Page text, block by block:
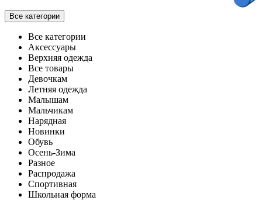
Все категории
Все категории
Аксессуары
Верхняя одежда
Все товары
Девочкам
Летняя одежда
Малышам
Мальчикам
Нарядная
Новинки
Обувь
Осень-Зима
Разное
Распродажа
Спортивная
Школьная форма